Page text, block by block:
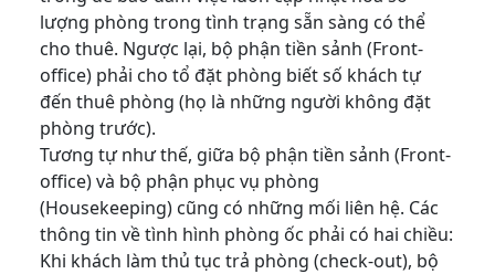
lượng phòng trong tình trạng sẵn sàng có thể
cho thuê. Ngược lại, bộ phận tiền sảnh (Front-
office) phải cho tổ đặt phòng biết số khách tự
đến thuê phòng (họ là những người không đặt
phòng trước).
Tương tự như thế, giữa bộ phận tiền sảnh (Front-
office) và bộ phận phục vụ phòng
(Housekeeping) cũng có những mối liên hệ. Các
thông tin về tình hình phòng ốc phải có hai chiều:
Khi khách làm thủ tục trả phòng (check-out), bộ